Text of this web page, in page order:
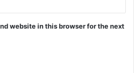
website in this browser for the next